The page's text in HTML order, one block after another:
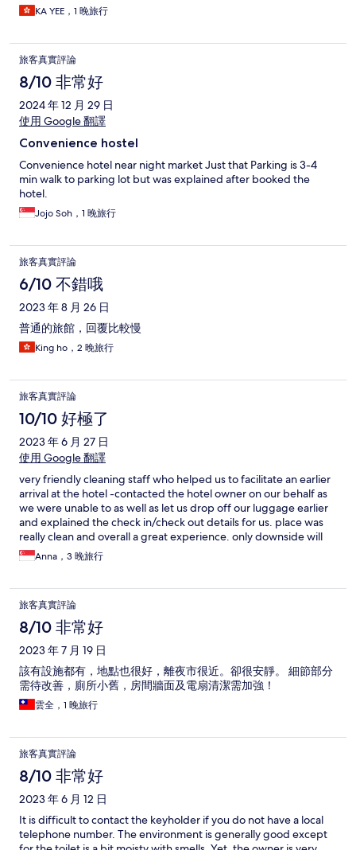
KA YEE，1 晚旅行
旅客真實評論
8/10 非常好
2024 年 12 月 29 日
使用 Google 翻譯
Convenience hostel
Convenience hotel near night market Just that Parking is 3-4
min walk to parking lot but was explained after booked the
hotel.
Jojo Soh，1 晚旅行
旅客真實評論
6/10 不錯哦
2023 年 8 月 26 日
普通的旅館，回覆比較慢
King ho，2 晚旅行
旅客真實評論
10/10 好極了
2023 年 6 月 27 日
使用 Google 翻譯
very friendly cleaning staff who helped us to facilitate an earlier
arrival at the hotel -contacted the hotel owner on our behalf as
we were unable to as well as let us drop off our luggage earlier
and explained the check in/check out details for us. place was
really clean and overall a great experience. only downside will
be the slightly old toilet but otherwise it’s really good ! basic
amenities - shampoo, body wash, towels, toiletries and hair
Anna，3 晚旅行
旅客真實評論
8/10 非常好
2023 年 7 月 19 日
該有設施都有，地點也很好，離夜市很近。卻很安靜。 細節部分
需待改善，廁所小舊，房間牆面及電扇清潔需加強！
雲全，1 晚旅行
旅客真實評論
8/10 非常好
2023 年 6 月 12 日
It is difficult to contact the keyholder if you do not have a local
telephone number. The environment is generally good except